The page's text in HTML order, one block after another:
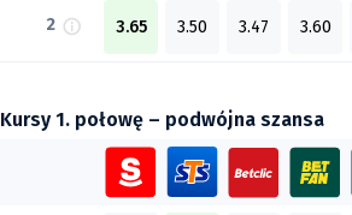
2 3.65 3.50 3.47 3.60
Kursy 1. połowę – podwójna szansa